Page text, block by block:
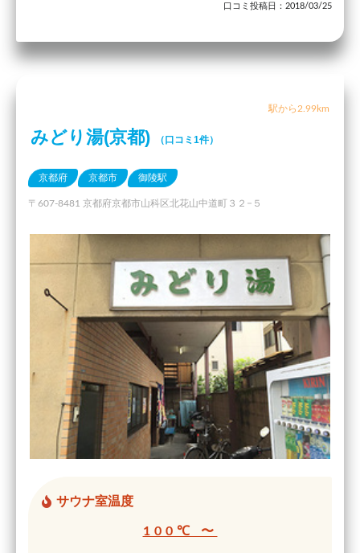
口コミ投稿日：2018/03/25
駅から2.99km
みどり湯(京都) （口コミ1件）
京都府 京都市 御陵駅
〒607-8481 京都府京都市山科区北花山中道町３２−５
サウナ室温度
100℃ 〜